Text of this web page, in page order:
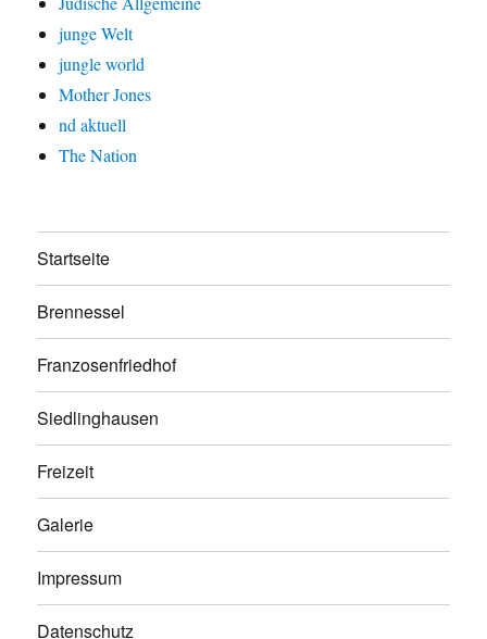
junge Welt
jungle world
Mother Jones
nd aktuell
The Nation
Startseite
Brennessel
Franzosenfriedhof
Siedlinghausen
Freizeit
Galerie
Impressum
Datenschutz